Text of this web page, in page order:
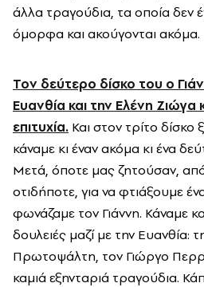
άλλα τραγούδια, τα οποία δεν
όμορφα και ακούγονται ακόμα.
Τον δεύτερο δίσκο του ο
Ευανθία και την Ελένη Ζιώγα
επιτυχία. Και στον τρίτο δίσκο
κάναμε κι έναν ακόμα κι ένα
Μετά, όποτε μας ζητούσαν,
οτιδήποτε, για να φτιάξουμε
φωνάζαμε τον Γιάννη. Κάναμε
δουλειές μαζί με την Ευανθία:
Πρωτοψάλτη, τον Γιώργο
καμιά εξηνταριά τραγούδια.